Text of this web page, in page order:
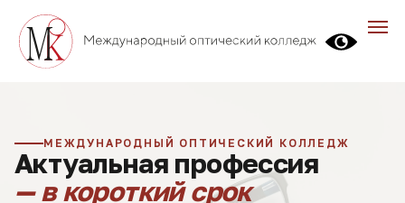
МЕЖДУНАРОДНЫЙ ОПТИЧЕСКИЙ КОЛЛЕДЖ
Актуальная профессия
— в короткий срок